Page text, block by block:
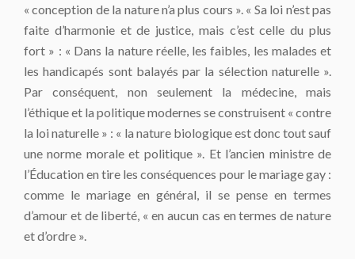
« conception de la nature n’a plus cours ». « Sa loi n’est pas
faite d’harmonie et de justice, mais c’est celle du plus
fort » : « Dans la nature réelle, les faibles, les malades et
les handicapés sont balayés par la sélection naturelle ».
Par conséquent, non seulement la médecine, mais
l’éthique et la politique modernes se construisent « contre
la loi naturelle » : « la nature biologique est donc tout sauf
une norme morale et politique ». Et l’ancien ministre de
l’Éducation en tire les conséquences pour le mariage gay :
comme le mariage en général, il se pense en termes
d’amour et de liberté, « en aucun cas en termes de nature
et d’ordre ».